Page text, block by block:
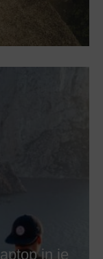
in je